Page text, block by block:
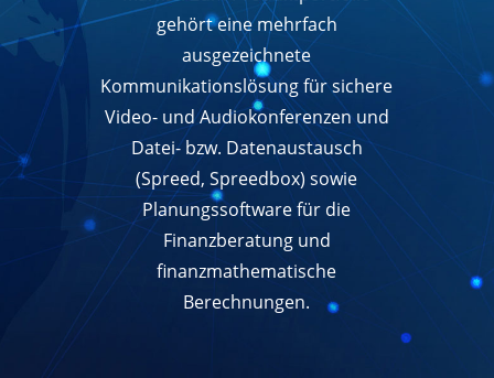
gehört eine mehrfach
ausgezeichnete
Kommunikationslösung für sichere
Video- und Audiokonferenzen und
Datei- bzw. Datenaustausch
(Spreed, Spreedbox) sowie
Planungssoftware für die
Finanzberatung und
finanzmathematische
Berechnungen.